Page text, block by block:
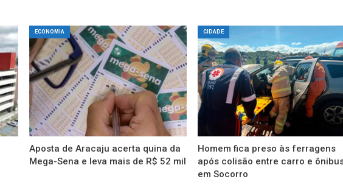
ECONOMIA
Aposta de Aracaju acerta quina da
Mega-Sena e leva mais de R$ 52 mil
CIDADE
Homem fica preso às ferragens
após colisão entre carro e
em Socorro